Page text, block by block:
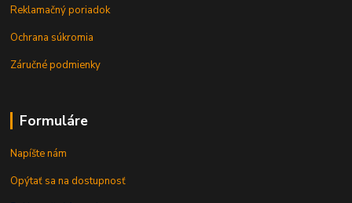
Reklamačný poriadok
Ochrana súkromia
Záručné podmienky
Formuláre
Napíšte nám
Opýtať sa na dostupnosť